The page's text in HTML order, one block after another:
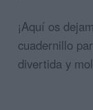
¡Aquí os
cuadernillo
divertida y